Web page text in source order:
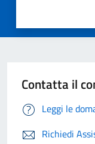
Contatta il
Leggi le
Richiedi